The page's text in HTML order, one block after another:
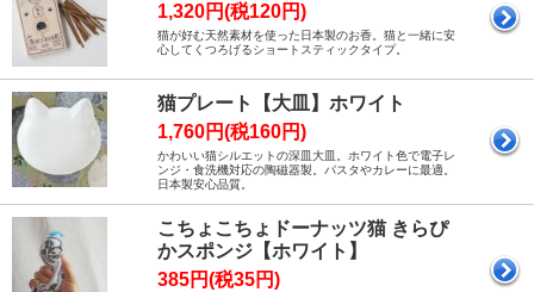
1,320円(税120円)
猫が好む天然素材を使った日本製のお香。猫と一緒に安
心してくつろげるショートスティックタイプ。
猫プレート【大皿】ホワイト
1,760円(税160円)
かわいい猫シルエットの深皿大皿。ホワイト色で電子レ
ンジ・食洗機対応の陶磁器製。パスタやカレーに最適。
日本製安心品質。
こちょこちょドーナッツ猫 きらぴ
かスポンジ【ホワイト】
385円(税35円)